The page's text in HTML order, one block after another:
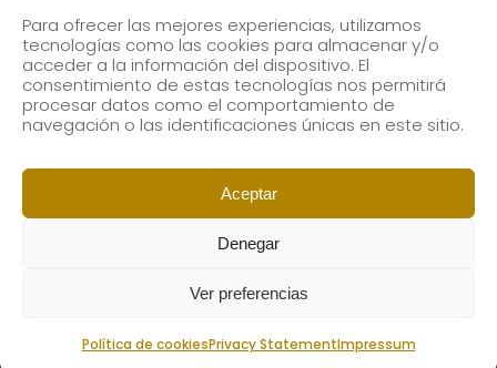
Para ofrecer las mejores experiencias, utilizamos
tecnologías como las cookies para almacenar y/o
acceder a la información del dispositivo. El
consentimiento de estas tecnologías nos permitirá
procesar datos como el comportamiento de
navegación o las identificaciones únicas en este sitio.
Aceptar
Denegar
Ver preferencias
Política de cookiesPrivacy StatementImpressum
Subscribe to our newsletter to receive our news by
email.